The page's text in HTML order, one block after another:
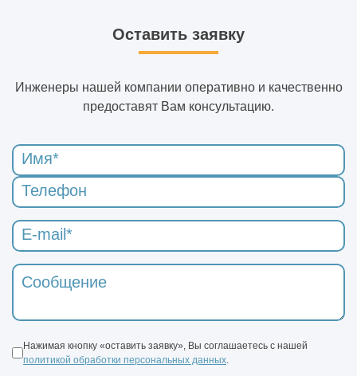
Оставить заявку
Инженеры нашей компании оперативно и качественно
предоставят Вам консультацию.
Нажимая кнопку «оставить заявку», Вы соглашаетесь с нашей
политикой обработки персональных данных